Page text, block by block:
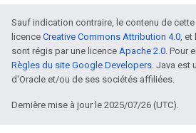
Sauf indication contraire, le contenu de
licence Creative Commons Attribution 4.0, et
sont régis par une licence Apache 2.0. Pour
Règles du site Google Developers. Java est
d'Oracle et/ou de ses sociétés affiliées.
Dernière mise à jour le 2025/07/26 (UTC).